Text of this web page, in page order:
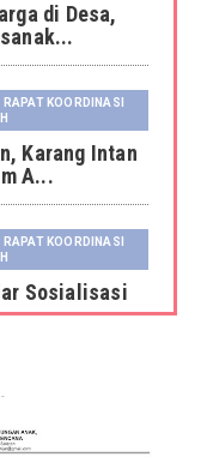
di Desa,
KOORDINASI
Karang Intan
A...
KOORDINASI
Sosialisasi
Kabupaten